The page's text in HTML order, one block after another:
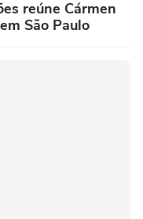
reúne Cármen
São Paulo